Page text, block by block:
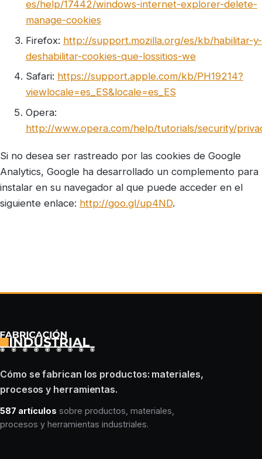
es/help/17442/windows-internet-explorer-delete-
manage-cookies
Firefox: http://support.mozilla.org/es/kb/habilitar-y-
deshabilitar-cookies-que-lossitios-we
Safari: https://support.apple.com/kb/PH19214?
viewlocale=es_ES&locale=es_ES
Opera:
http://www.opera.com/help/tutorials/security/
Si no desea ser rastreado por las cookies de Google
Analytics, Google ha desarrollado un complemento para
instalar en su navegador al que puede acceder en el
siguiente enlace: http://goo.gl/up4ND.
Cómo se fabrican los productos: materiales,
procesos y herramientas.
587 artículos sobre productos, materiales,
procesos y herramientas industriales.